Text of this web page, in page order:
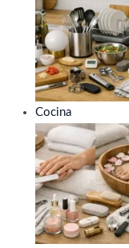
Cocina